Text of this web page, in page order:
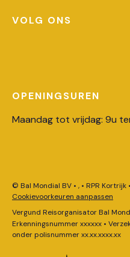
VOLG ONS
OPENINGSUREN
Maandag tot vrijdag: 9u
© Bal Mondial BV • , • RPR Kortrijk •
Cookievoorkeuren aanpassen
Vergund Reisorganisator Bal
Erkenningsnummer xxxxxx •
onder polisnummer xx.xx.xxxx.xx